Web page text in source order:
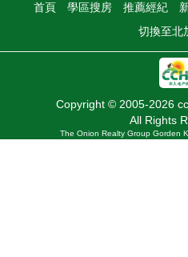
首頁 學區搜房 推薦經紀
切換至北
Copyright © 2005-2026
All Rights
The Onion Realty Group Gorden